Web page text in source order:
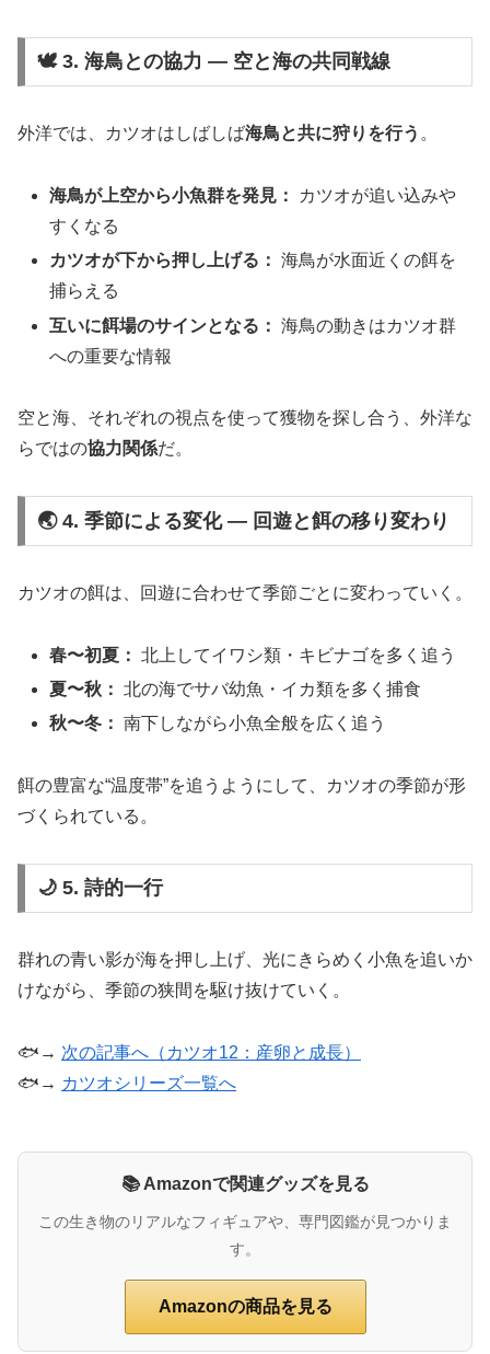
🕊️ 3. 海鳥との協力 ― 空と海の共同戦線
外洋では、カツオはしばしば海鳥と共に狩りを行う 。
海鳥が上空から小魚群を発見：
カツオが追い込みや
すくなる
カツオが下から押し上げる： 海鳥が水面近くの餌を
捕らえる
互いに餌場のサインとなる： 海鳥の動きはカツオ群
への重要な情報
空と海、それぞれの視点を使って獲物を探し合う、外洋な
らではの協力関係だ。
🌏 4. 季節による変化 ― 回遊と餌の移り変わり
カツオの餌は、回遊に合わせて季節ごとに変わっていく。
春〜初夏： 北上してイワシ類・キビナゴを多く追う
夏〜秋： 北の海でサバ幼魚・イカ類を多く捕食
秋〜冬： 南下しながら小魚全般を広く追う
餌の豊富な“温度帯”を追うようにして、カツオの季節が形
づくられている。
🌙 5. 詩的一行
群れの青い影が海を押し上げ、光にきらめく小魚を追いか
けながら、季節の狭間を駆け抜けていく。
🐟→ 次の記事へ（カツオ12：産卵と成長）
🐟→ カツオシリーズ一覧へ
📚 Amazonで関連グッズを見る
この生き物のリアルなフィギュアや、専門図鑑が見つかりま
す。
Amazonの商品を見る